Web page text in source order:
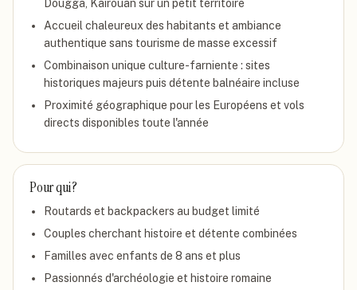
Dougga, Kairouan sur un petit territoire
Accueil chaleureux des habitants et ambiance
authentique sans tourisme de masse excessif
Combinaison unique culture-farniente : sites
historiques majeurs puis détente balnéaire incluse
Proximité géographique pour les Européens et vols
directs disponibles toute l'année
Pour qui ?
Routards et backpackers au budget limité
Couples cherchant histoire et détente combinées
Familles avec enfants de 8 ans et plus
Passionnés d'archéologie et histoire romaine